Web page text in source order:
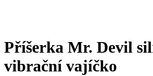
Příšerka Mr. Devil
vibrační vajíčko